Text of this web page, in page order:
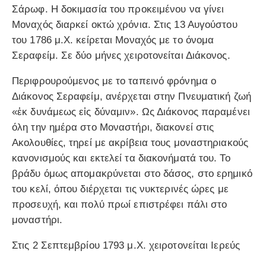
Σάρωφ. Η δοκιμασία του προκειμένου να γίνει
Μοναχός διαρκεί οκτώ χρόνια. Στις 13 Αυγούστου
του 1786 μ.Χ. κείρεται Μοναχός με το όνομα
Σεραφείμ. Σε δύο μήνες χειροτονείται Διάκονος.
Περιφρουρούμενος με το ταπεινό φρόνημα ο
Διάκονος Σεραφείμ, ανέρχεται στην Πνευματική ζωή
«ἐκ δυνάμεως εἰς δύναμιν». Ως Διάκονος παραμένει
όλη την ημέρα στο Μοναστήρι, διακονεί στις
Ακολουθίες, τηρεί με ακρίβεια τους μοναστηριακούς
κανονισμούς και εκτελεί τα διακονήματά του. Το
βράδυ όμως απομακρύνεται στο δάσος, στο ερημικό
του κελί, όπου διέρχεται τις νυκτερινές ώρες με
προσευχή, και πολύ πρωί επιστρέφει πάλι στο
μοναστήρι.
Στις 2 Σεπτεμβρίου 1793 μ.Χ. χειροτονείται Ιερεύς